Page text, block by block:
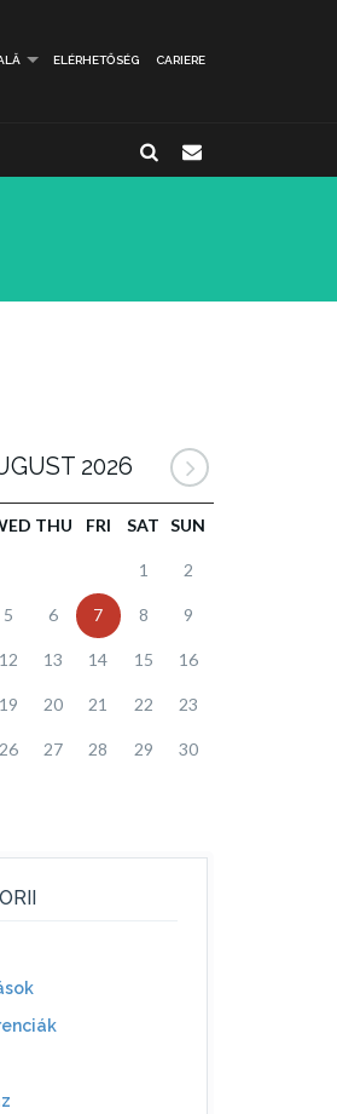
ELÉRHETŐSÉG CARIERE
2026
THU FRI SAT SUN
1 2
5 6 7 8 9
12 13 14 15 16
19 20 21 22 23
26 27 28 29 30